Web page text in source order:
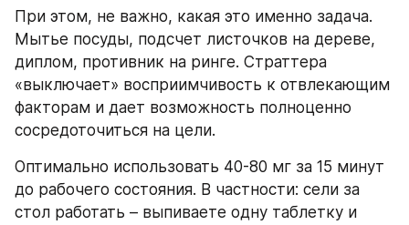
При этом, не важно, какая это именно задача.
Мытье посуды, подсчет листочков на дереве,
диплом, противник на ринге. Страттера
«выключает» восприимчивость к отвлекающим
факторам и дает возможность полноценно
сосредоточиться на цели.
Оптимально использовать 40-80 мг за 15 минут
до рабочего состояния. В частности: сели за
стол работать – выпиваете одну таблетку и